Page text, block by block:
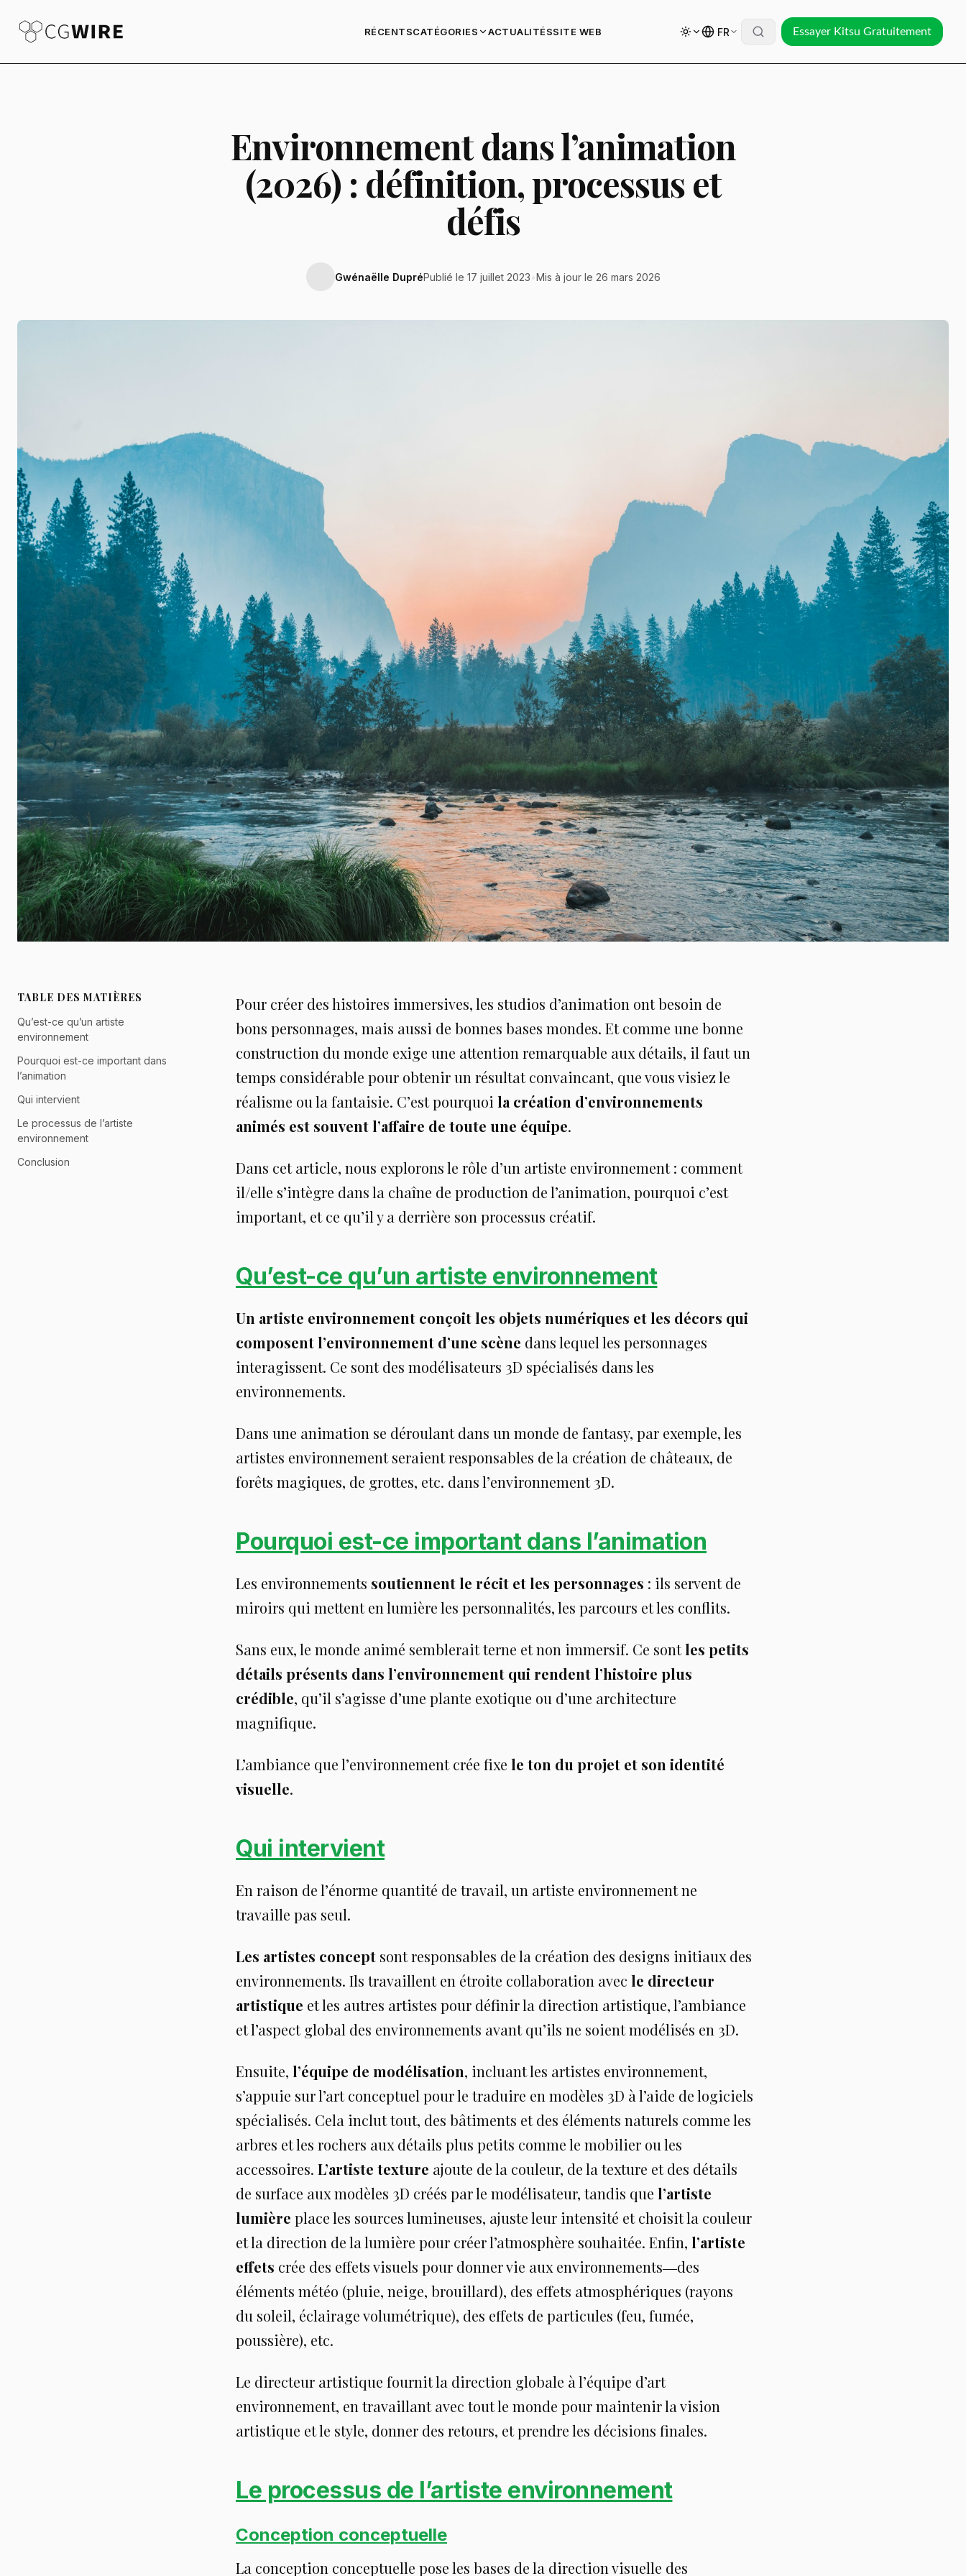
RÉCENTSCATÉGORIES ACTUALITÉSSITE WEB FR Essayer Kitsu Gratuitement
Environnement dans l’animation
(2026) : définition, processus et
défis
Gwénaëlle DupréPublié le 17 juillet 2023 Mis à jour le 26 mars 2026
TABLE DES MATIÈRES
Qu’est-ce qu’un artiste
environnement
Pourquoi est-ce important dans
l’animation
Qui intervient
Le processus de l’artiste
environnement
Conclusion
Pour créer des histoires immersives, les studios d’animation ont besoin de
bons personnages, mais aussi de bonnes bases mondes. Et comme une bonne
construction du monde exige une attention remarquable aux détails, il faut un
temps considérable pour obtenir un résultat convaincant, que vous visiez le
réalisme ou la fantaisie. C’est pourquoi la création d’environnements
animés est souvent l’affaire de toute une équipe.
Dans cet article, nous explorons le rôle d’un artiste environnement : comment
il/elle s’intègre dans la chaîne de production de l’animation, pourquoi c’est
important, et ce qu’il y a derrière son processus créatif.
Qu’est-ce qu’un artiste environnement
Un artiste environnement conçoit les objets numériques et les décors qui
composent l’environnement d’une scène dans lequel les personnages
interagissent. Ce sont des modélisateurs 3D spécialisés dans les
environnements.
Dans une animation se déroulant dans un monde de fantasy, par exemple, les
artistes environnement seraient responsables de la création de châteaux, de
forêts magiques, de grottes, etc. dans l’environnement 3D.
Pourquoi est-ce important dans l’animation
Les environnements soutiennent le récit et les personnages : ils servent de
miroirs qui mettent en lumière les personnalités, les parcours et les conflits.
Sans eux, le monde animé semblerait terne et non immersif. Ce sontles petits
détails présents dans l’environnement qui rendent l’histoire plus
crédible, qu’il s’agisse d’une plante exotique ou d’une architecture
magnifique.
L’ambiance que l’environnement crée fixe le ton du projet et son identité
visuelle.
Qui intervient
En raison de l’énorme quantité de travail, un artiste environnement ne
travaille pas seul.
Les artistes concept sont responsables de la création des designs initiaux des
environnements. Ils travaillent en étroite collaboration avec le directeur
artistique et les autres artistes pour définir la direction artistique, l’ambiance
et l’aspect global des environnements avant qu’ils ne soient modélisés en 3D.
Ensuite, l’équipe de modélisation, incluant les artistes environnement,
s’appuie sur l’art conceptuel pour le traduire en modèles 3D à l’aide de logiciels
spécialisés. Cela inclut tout, des bâtiments et des éléments naturels comme les
arbres et les rochers aux détails plus petits comme le mobilier ou les
accessoires. L’artiste texture ajoute de la couleur, de la texture et des détails
de surface aux modèles 3D créés par le modélisateur, tandis que l’artiste
lumière place les sources lumineuses, ajuste leur intensité et choisit la couleur
et la direction de la lumière pour créer l’atmosphère souhaitée. Enfin, l’artiste
effets crée des effets visuels pour donner vie aux environnements―des
éléments météo (pluie, neige, brouillard), des effets atmosphériques (rayons
du soleil, éclairage volumétrique), des effets de particules (feu, fumée,
poussière), etc.
Le directeur artistique fournit la direction globale à l’équipe d’art
environnement, en travaillant avec tout le monde pour maintenir la vision
artistique et le style, donner des retours, et prendre les décisions finales.
Le processus de l’artiste environnement
Conception conceptuelle
La conception conceptuelle pose les bases de la direction visuelle des